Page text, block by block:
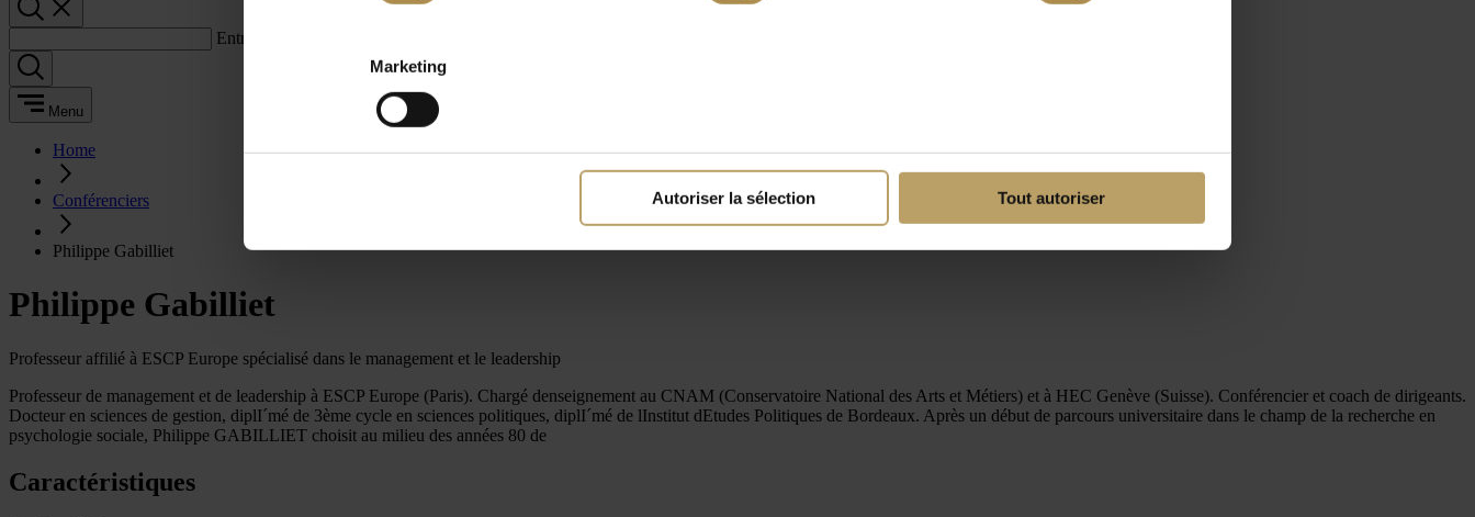
Marketing
Autoriser la sélection Tout autoriser
Entrez un terme de recherche :
Menu
Home
Conférenciers
Philippe Gabilliet
Philippe Gabilliet
Professeur affilié à ESCP Europe spécialisé dans le management et le leadership
Professeur de management et de leadership à ESCP Europe (Paris). Chargé denseignement au CNAM (Conservatoire National des Arts et Métiers) et à HEC Genève (Suisse). Conférencier et coach de dirigeants.
Docteur en sciences de gestion, diplI´mé de 3ème cycle en sciences politiques, diplI´mé de lInstitut dEtudes Politiques de Bordeaux. Après un début de parcours universitaire dans le champ de la recherche en
psychologie sociale, Philippe GABILLIET choisit au milieu des années 80 de
Caractéristiques